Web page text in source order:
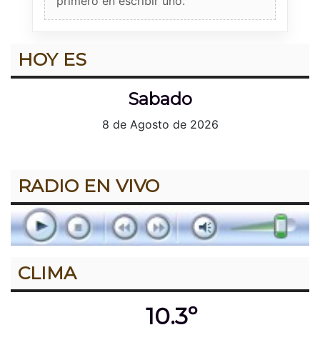
HOY ES
Sabado
8 de Agosto de 2026
RADIO EN VIVO
CLIMA
10.3º